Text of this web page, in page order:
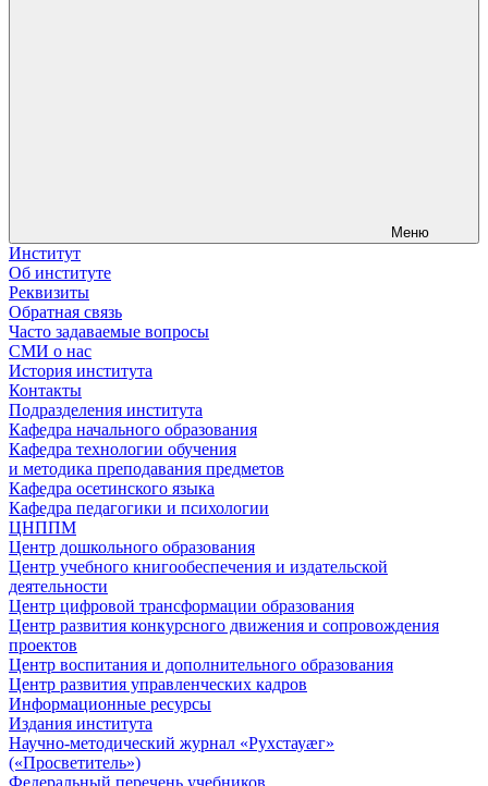
Меню
Институт
Об институте
Реквизиты
Обратная связь
Часто задаваемые вопросы
СМИ о нас
История института
Контакты
Подразделения института
Кафедра начального образования
Кафедра технологии обучения
и методика преподавания предметов
Кафедра осетинского языка
Кафедра педагогики и психологии
ЦНППМ
Центр дошкольного образования
Центр учебного книгообеспечения и издательской
деятельности
Центр цифровой трансформации образования
Центр развития конкурсного движения и сопровождения
проектов
Центр воспитания и дополнительного образования
Центр развития управленческих кадров
Информационные ресурсы
Издания института
Научно-методический журнал «Рухстауæг»
(«Просветитель»)
Федеральный перечень учебников